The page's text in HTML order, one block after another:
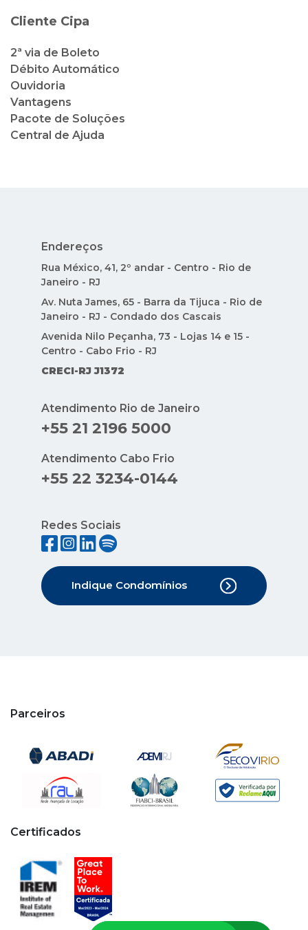
Cliente Cipa
2ª via de Boleto
Débito Automático
Ouvidoria
Vantagens
Pacote de Soluções
Central de Ajuda
Endereços
Rua México, 41, 2º andar - Centro - Rio de
Janeiro - RJ
Av. Nuta James, 65 - Barra da Tijuca - Rio de
Janeiro - RJ - Condado dos Cascais
Avenida Nilo Peçanha, 73 - Lojas 14 e 15 -
Centro - Cabo Frio - RJ
CRECI-RJ J1372
Atendimento Rio de Janeiro
+55 21 2196 5000
Atendimento Cabo Frio
+55 22 3234-0144
Redes Sociais
Indique Condomínios
Parceiros
Certificados